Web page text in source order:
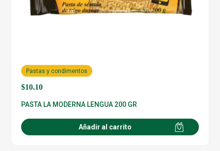
$10.10
Pastas y condimentos
PASTA LA MODERNA LENGUA 200 GR
Añadir al carrito